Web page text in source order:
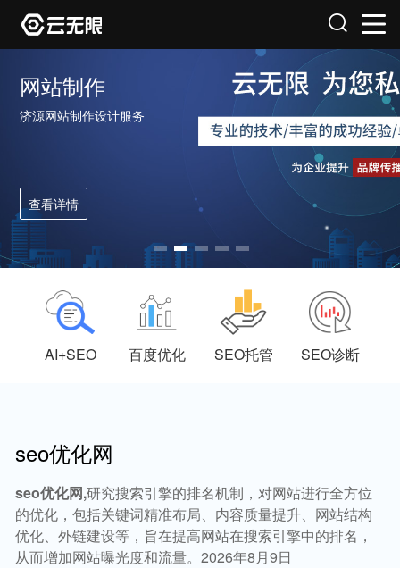
网站制作
济源网站制作设计服务
查看详情
AI+SEO 百度优化 SEO托管 SEO诊断
seo优化网
seo优化网,研究搜索引擎的排名机制，对网站进行全方位
的优化，包括关键词精准布局、内容质量提升、网站结构
优化、外链建设等，旨在提高网站在搜索引擎中的排名，
从而增加网站曝光度和流量。2026年8月9日